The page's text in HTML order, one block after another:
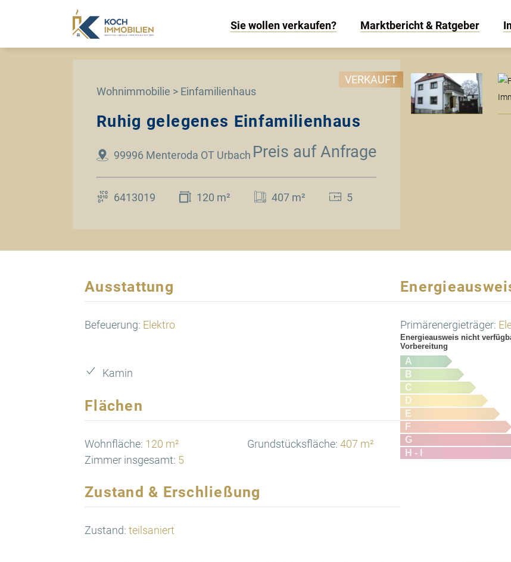
Sie wollen verkaufen? Marktbericht & Ratgeber
Wohnimmobilie > Einfamilienhaus
VERKAUFT
Ruhig gelegenes Einfamilienhaus
99996 Menteroda OT Urbach Preis auf Anfrage
6413019 120 m² 407 m² 5
Ausstattung
Befeuerung: Elektro
Kamin
Flächen
Wohnfläche: 120 m² Grundstücksfläche: 407 m²
Zimmer insgesamt: 5
Zustand & Erschließung
Zustand: teilsaniert
Primärenergieträger:
Energieausweis nicht
Vorbereitung
A
B
C
D
E
F
G
H - I